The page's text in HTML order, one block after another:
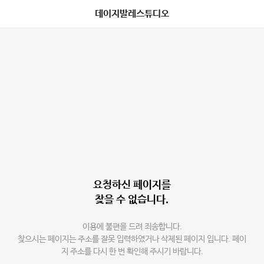
데이지발레스튜디오
요청하신 페이지를
찾을 수 없습니다.
이용에 불편을 드려 죄송합니다.
찾으시는 페이지는 주소를 잘못 입력하였거나 삭제된 페이지 입니다. 페이
지 주소를 다시 한 번 확인해 주시기 바랍니다.